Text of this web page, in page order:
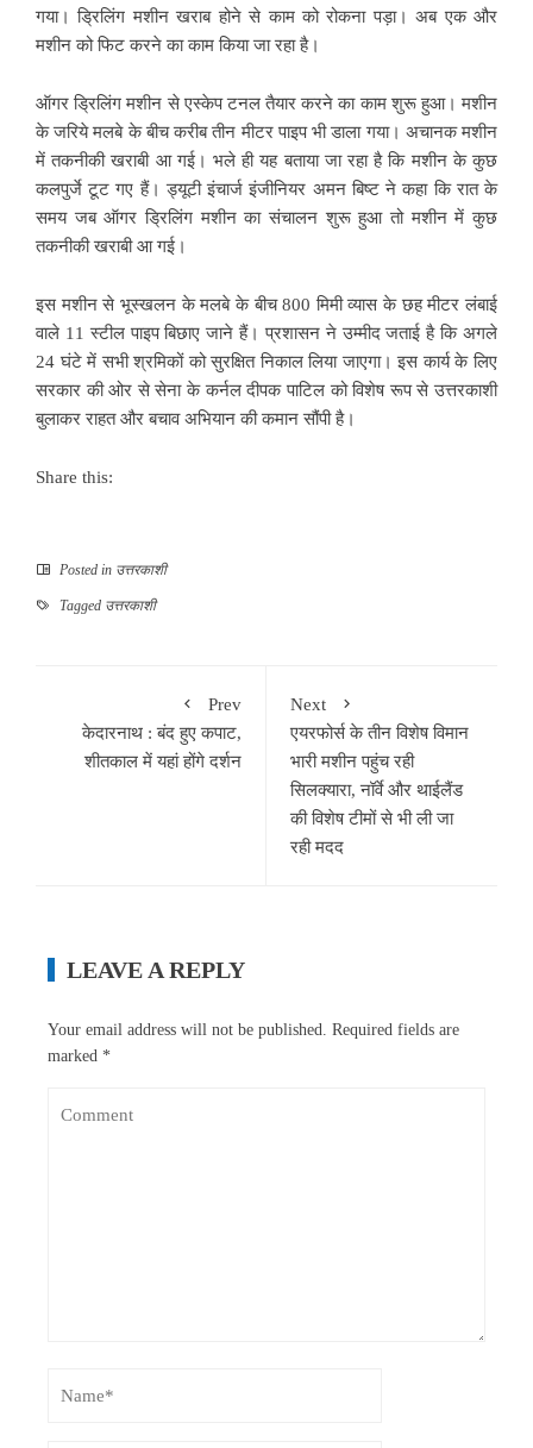
गया। ड्रिलिंग मशीन खराब होने से काम को रोकना पड़ा। अब एक और
मशीन को फिट करने का काम किया जा रहा है।
ऑगर ड्रिलिंग मशीन से एस्केप टनल तैयार करने का काम शुरू हुआ। मशीन
के जरिये मलबे के बीच करीब तीन मीटर पाइप भी डाला गया। अचानक मशीन
में तकनीकी खराबी आ गई। भले ही यह बताया जा रहा है कि मशीन के कुछ
कलपुर्जे टूट गए हैं। ड्यूटी इंचार्ज इंजीनियर अमन बिष्ट ने कहा कि रात के
समय जब ऑगर ड्रिलिंग मशीन का संचालन शुरू हुआ तो मशीन में कुछ
तकनीकी खराबी आ गई।
इस मशीन से भूस्खलन के मलबे के बीच 800 मिमी व्यास के छह मीटर लंबाई
वाले 11 स्टील पाइप बिछाए जाने हैं। प्रशासन ने उम्मीद जताई है कि अगले
24 घंटे में सभी श्रमिकों को सुरक्षित निकाल लिया जाएगा। इस कार्य के लिए
सरकार की ओर से सेना के कर्नल दीपक पाटिल को विशेष रूप से उत्तरकाशी
बुलाकर राहत और बचाव अभियान की कमान सौंपी है।
Share this:
Posted in उत्तरकाशी
Tagged उत्तरकाशी
Prev
केदारनाथ : बंद हुए कपाट,
शीतकाल में यहां होंगे दर्शन
Next
एयरफोर्स के तीन विशेष विमान
भारी मशीन पहुंच रही
सिलक्यारा, नॉर्वे और थाईलैंड
की विशेष टीमों से भी ली जा
रही मदद
LEAVE A REPLY
Your email address will not be published. Required fields are
marked *